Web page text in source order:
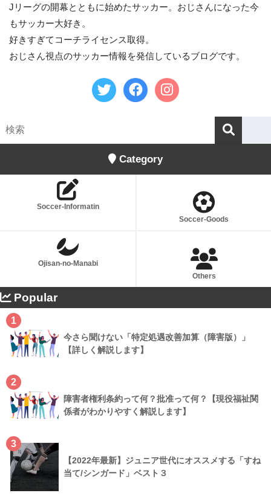
Jリーグの開幕とともに始めたサッカー。おじさんになった今
もサッカー大好き。
好きすぎてコーチライセンス取得。
おじさん視点のサッカー情報を発信しているブログです。
Category
Soccer-Informatin
Soccer-Goods
Ojisan-no-Manabi
Others
Popular
1
今さら聞けない「特定処遇改善加算（障害版）」
【詳しく解説します】
2
障害者権利条約って何？批准って何？【現役福祉関
係者がわかりやすく解説します】
3
【2022年最新】ジュニア世代にオススメする「すね
当て/シンガード」ベスト３